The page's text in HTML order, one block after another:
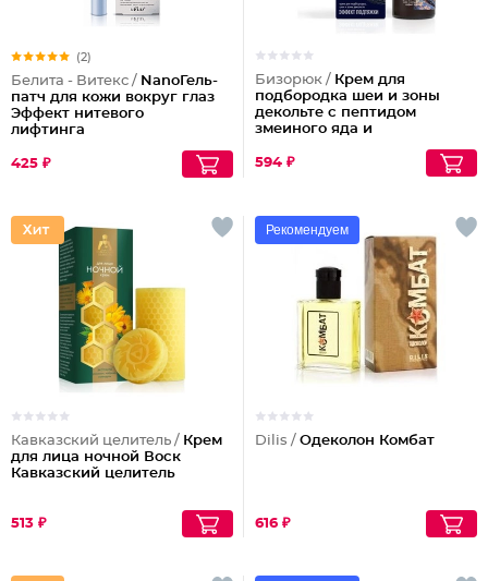
(2)
Белита - Витекс / NanoГель-
патч для кожи вокруг глаз
Эффект нитевого
лифтинга
425 ₽
Бизорюк / Крем для
подбородка шеи и зоны
декольте с пептидом
змеиного яда и
594 ₽
Кавказский целитель / Крем
для лица ночной Воск
Кавказский целитель
513 ₽
Рекомендуем
Dilis / Одеколон Комбат
616 ₽